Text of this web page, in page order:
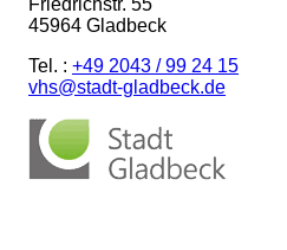
45964 Gladbeck
Tel. : +49 2043 / 99 24 15
vhs@stadt-gladbeck.de